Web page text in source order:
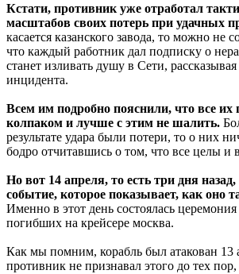
Кстати, противник уже отработал
масштабов своих потерь при удачных
касается казанского завода, то можно не
что каждый работник дал подписку о
станет изливать душу в Сети,
инцидента.
Всем им подробно пояснили, что все их
колпаком и лучше с этим не шалить.
результате удара были потери, то о них
бодро отчитавшись о том, что все целы и
Но вот 14 апреля, то есть три дня
событие, которое показывает, как оно
Именно в этот день состоялась
погибших на крейсере москва.
Как мы помним, корабль был атакован 13
противник не признавал этого до тех